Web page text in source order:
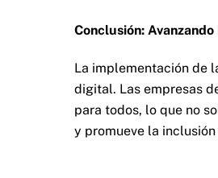
Conclusión:
La implementación de
digital. Las empresas
para todos, lo que no
y promueve la inclusión